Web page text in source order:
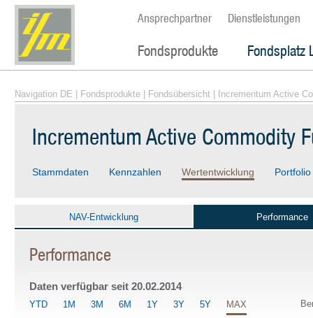
Ansprechpartner Dienstleistungen
Fondsprodukte Fondsplatz
Navigation DE Fondsprodukte Fondsübersicht | Incrementum Active
Incrementum Active Commodity
Stammdaten Kennzahlen Wertentwicklung Portfolio
NAV-Entwicklung Performance
Performance
Daten verfügbar seit 20.02.2014
YTD 1M 3M 6M 1Y 3Y 5Y MAX